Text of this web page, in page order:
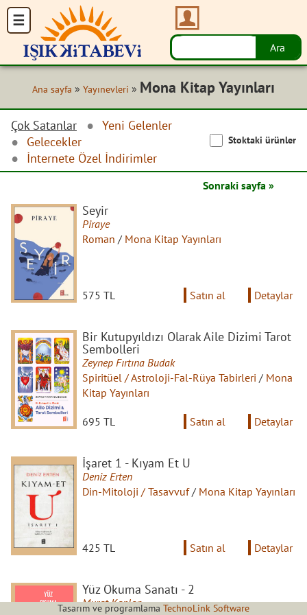
Ana sayfa » Yayınevleri » Mona Kitap Yayınları
Çok Satanlar
Yeni Gelenler
Gelecekler
İnternete Özel İndirimler
Stoktaki ürünler
Sonraki sayfa »
Seyir
Piraye
Roman / Mona Kitap Yayınları
575 TL Satın al Detaylar
Bir Kutupyıldızı Olarak Aile Dizimi Tarot
Sembolleri
Zeynep Fırtına Budak
Spiritüel / Astroloji-Fal-Rüya Tabirleri / Mona
Kitap Yayınları
695 TL Satın al Detaylar
İşaret 1 - Kıyam Et U
Deniz Erten
Din-Mitoloji / Tasavvuf/ Mona Kitap Yayınları
425 TL Satın al Detaylar
Yüz Okuma Sanatı - 2
Murat Kaplan
Tasarım ve programlama TechnoLink Software